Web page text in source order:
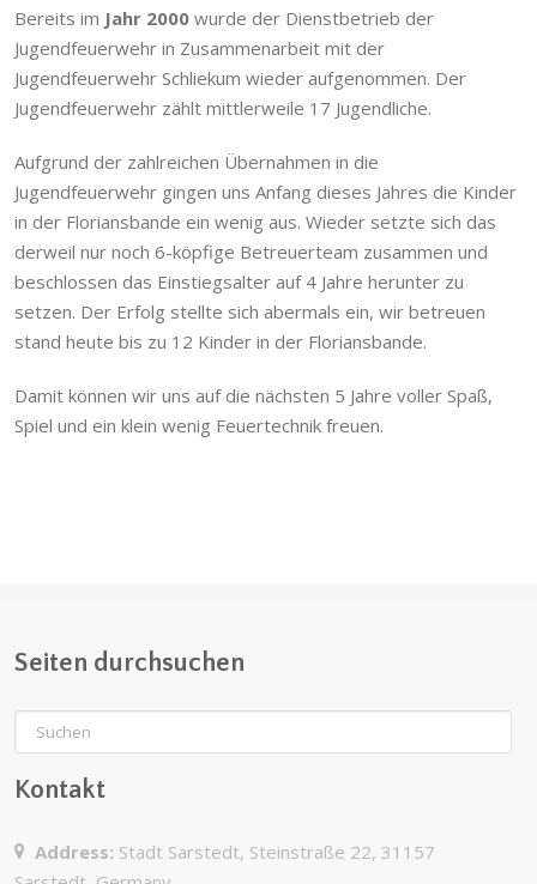
Bereits im Jahr 2000 wurde der Dienstbetrieb der
Jugendfeuerwehr in Zusammenarbeit mit der
Jugendfeuerwehr Schliekum wieder aufgenommen. Der
Jugendfeuerwehr zählt mittlerweile 17 Jugendliche.
Aufgrund der zahlreichen Übernahmen in die
Jugendfeuerwehr gingen uns Anfang dieses Jahres die Kinder
in der Floriansbande ein wenig aus. Wieder setzte sich das
derweil nur noch 6-köpfige Betreuerteam zusammen und
beschlossen das Einstiegsalter auf 4 Jahre herunter zu
setzen. Der Erfolg stellte sich abermals ein, wir betreuen
stand heute bis zu 12 Kinder in der Floriansbande.
Damit können wir uns auf die nächsten 5 Jahre voller Spaß,
Spiel und ein klein wenig Feuertechnik freuen.
Seiten durchsuchen
Kontakt
Address: Stadt Sarstedt, Steinstraße 22, 31157